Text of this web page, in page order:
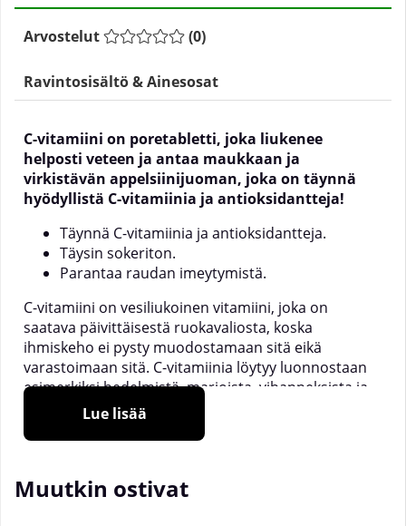
Arvostelut (0)
Ravintosisältö & Ainesosat
C-vitamiini on poretabletti, joka liukenee
helposti veteen ja antaa maukkaan ja
virkistävän appelsiinijuoman, joka on täynnä
hyödyllistä C-vitamiinia ja antioksidantteja!
Täynnä C-vitamiinia ja antioksidantteja.
Täysin sokeriton.
Parantaa raudan imeytymistä.
C-vitamiini on vesiliukoinen vitamiini, joka on
saatava päivittäisestä ruokavaliosta, koska
ihmiskeho ei pysty muodostamaan sitä eikä
varastoimaan sitä. C-vitamiinia löytyy luonnostaan
esimerkiksi hedelmistä, marjoista, vihanneksista ja
juureksista, ja aine itsessään on hyvin herkkä ja
suurista lämpötilaeroista. Siksi merkittävä osa C-
tuhoutuu käsittelyn ja valmistuksen yhteydessä.
Lue lisää
Muutkin ostivat